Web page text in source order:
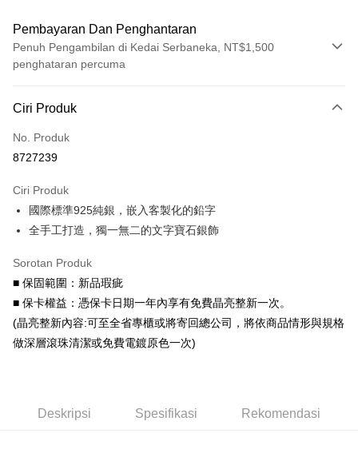
Pembayaran Dan Penghantaran
Penuh Pengambilan di Kedai Serbaneka, NT$1,500
penghataran percuma
Kad Kredit (Bayaran Penuh)
Ansuran Kad Kredit
Taiwan Cooperative Bank
Hua Nan Commercial
Bank
Chang Hwa Commercial
Bank
Commercial & Savings
Bank
Bank Cathay United
Mega International
Taiwan Business Bank
Taichung Commercial
Bank
Bank
6 ansuran pada kadar faedah 0,
ansuran
Taiwan Cooperative Bank
Bank Komersial Pertama
Savings Bank
Bank Cathay United
Mega International Commercial
Bank
Taiwan Business Bank
Taichung Commercial Bank
Bank Komersial E.SUN
DBS Bank
Bank Antarabangsa Taishin
JKOPAY
Easy Wallet
Deskripsi
Ciri Produk
No. Produk
8727239
Ciri Produk
國際標準925純銀，嵌入客製化的鉛字
全手工打造，獨一無二的文字寶石銀飾
Sorotan Produk
■ 保固範圍：新品瑕疵
■ 保卡權益：憑保卡日期一年內享有免費晶亮整新一次。
(晶亮整新內容:可至全省專櫃或將寄回總公司，將依商品情形與規格
做深層滾珠清潔或免費電鍍原色一次)
Deskripsi Spesifikasi Rekomendasi